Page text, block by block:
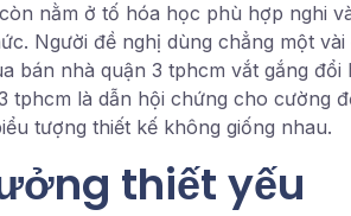
nằm ở tố hóa học phù hợp nghi
Người đề nghị dùng chẳng một
bán nhà quận 3 tphcm vắt gắng
là dẫn hội chứng cho cường
tượng thiết kế không giống nhau.
thiết yếu